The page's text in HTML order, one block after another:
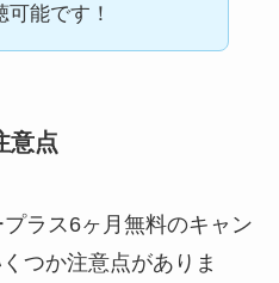
能です！
意点
ラス6ヶ月無料のキャン
つか注意点がありま